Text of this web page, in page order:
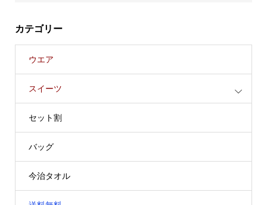
カテゴリー
ウエア
スイーツ
セット割
バッグ
今治タオル